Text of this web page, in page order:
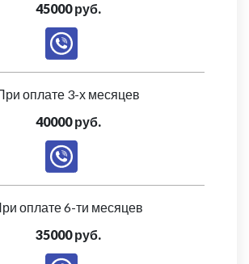
45000 руб.
оплате 3-х месяцев
40000 руб.
оплате 6-ти месяцев
35000 руб.